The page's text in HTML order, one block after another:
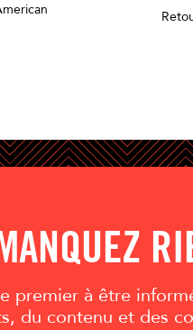
premier à être
du contenu et des